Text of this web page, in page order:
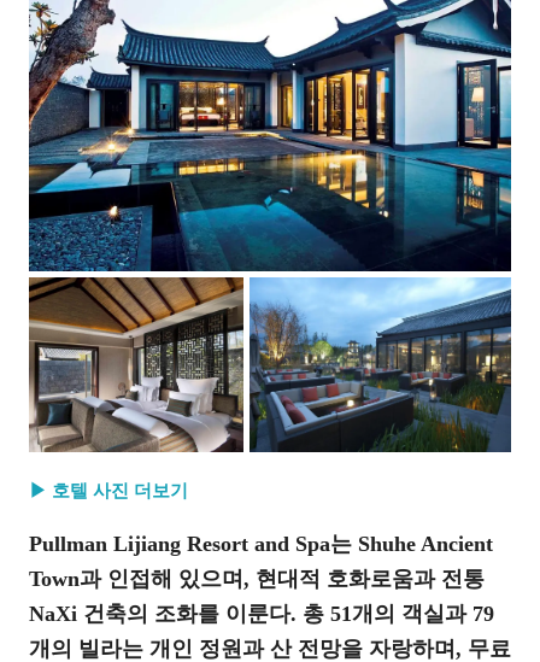
▶ 호텔 사진 더보기
Pullman Lijiang Resort and Spa는 Shuhe Ancient
Town과 인접해 있으며, 현대적 호화로움과 전통
NaXi 건축의 조화를 이룬다. 총 51개의 객실과 79
개의 빌라는 개인 정원과 산 전망을 자랑하며, 무료